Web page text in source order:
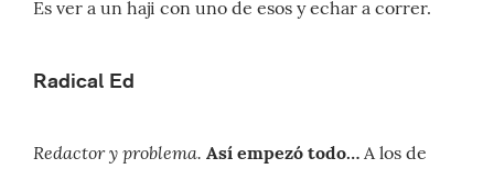
Es ver a un haji con uno de esos y echar a correr.
Radical Ed
Redactor y problema. Así empezó todo… A los de